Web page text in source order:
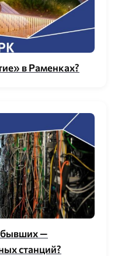
в Раменках?
бывших —
станций?